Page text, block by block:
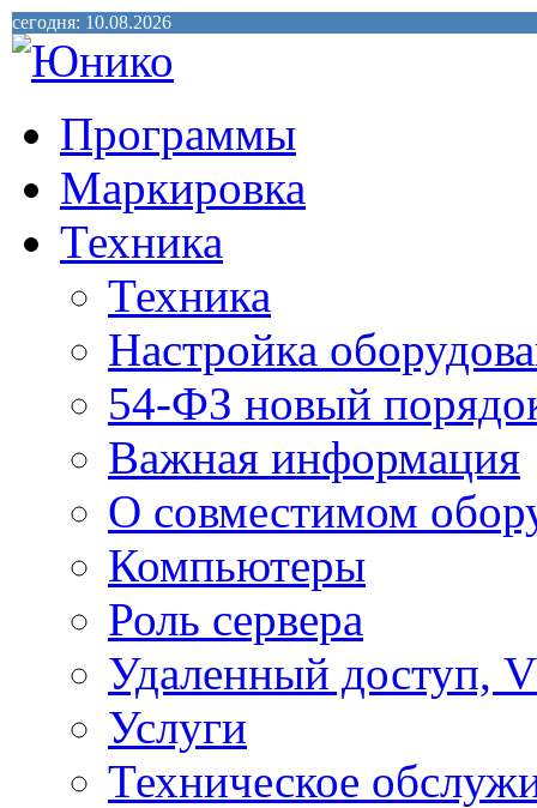
сегодня: 10.08.2026
Программы
Маркировка
Техника
Техника
Настройка
54-ФЗ новый
Важная информация
О совместимом
Компьютеры
Роль сервера
Удаленный доступ,
Услуги
Техническое